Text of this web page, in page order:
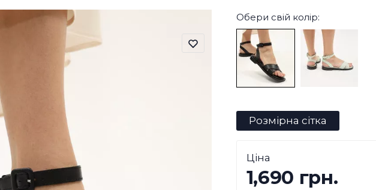
Обери свій колір:
Розмірна сітка
Ціна
1,690 грн.